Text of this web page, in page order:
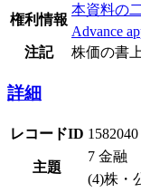
権利情報
本資料の
Advance
注記
株価の書上
詳細
レコードID 1582040
主題
7 金融
(4)株・